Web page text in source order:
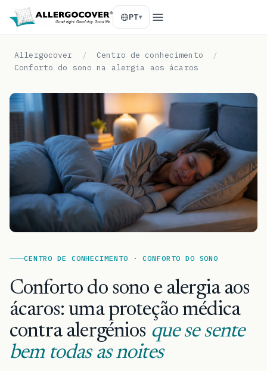
PT
Allergocover / Centro de conhecimento
/
Conforto do sono na alergia aos ácaros
CENTRO DE CONHECIMENTO · CONFORTO DO SONO
Conforto do sono e alergia aos
ácaros: uma proteção médica
contra alergénios que se sente
bem todas as noites